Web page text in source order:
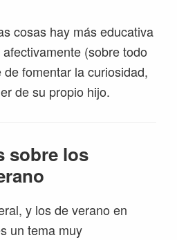
cosas hay más educativa
(sobre todo
fomentar la curiosidad,
de su propio hijo.
sobre los
y los de verano en
un tema muy